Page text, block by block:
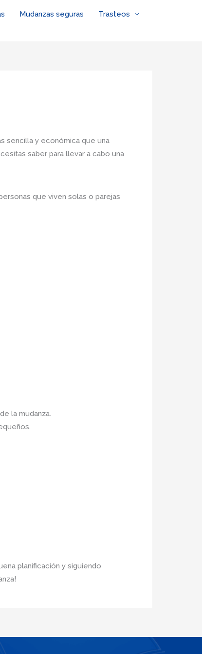
Mudanzas seguras
Trasteos
sencilla y económica que una
saber para llevar a cabo una
que viven solas o parejas
la mudanza.
planificación y siguiendo